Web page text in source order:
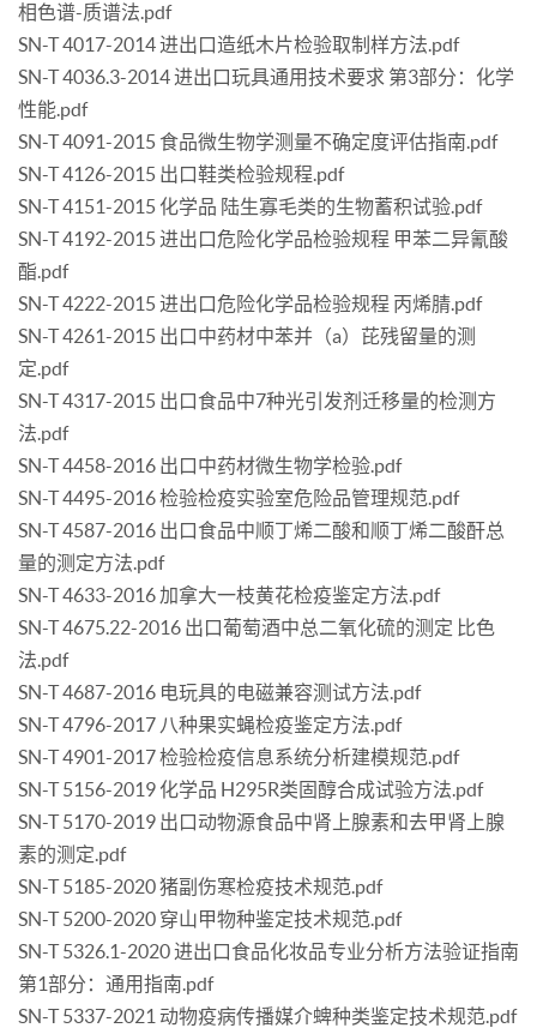
相色谱-质谱法.pdf
SN-T 4017-2014 进出口造纸木片检验取制样方法.pdf
SN-T 4036.3-2014 进出口玩具通用技术要求 第3部分：化学
性能.pdf
SN-T 4091-2015 食品微生物学测量不确定度评估指南.pdf
SN-T 4126-2015 出口鞋类检验规程.pdf
SN-T 4151-2015 化学品 陆生寡毛类的生物蓄积试验.pdf
SN-T 4192-2015 进出口危险化学品检验规程 甲苯二异氰酸
酯.pdf
SN-T 4222-2015 进出口危险化学品检验规程 丙烯腈.pdf
SN-T 4261-2015 出口中药材中苯并（a）芘残留量的测
定.pdf
SN-T 4317-2015 出口食品中7种光引发剂迁移量的检测方
法.pdf
SN-T 4458-2016 出口中药材微生物学检验.pdf
SN-T 4495-2016 检验检疫实验室危险品管理规范.pdf
SN-T 4587-2016 出口食品中顺丁烯二酸和顺丁烯二酸酐总
量的测定方法.pdf
SN-T 4633-2016 加拿大一枝黄花检疫鉴定方法.pdf
SN-T 4675.22-2016 出口葡萄酒中总二氧化硫的测定 比色
法.pdf
SN-T 4687-2016 电玩具的电磁兼容测试方法.pdf
SN-T 4796-2017 八种果实蝇检疫鉴定方法.pdf
SN-T 4901-2017 检验检疫信息系统分析建模规范.pdf
SN-T 5156-2019 化学品 H295R类固醇合成试验方法.pdf
SN-T 5170-2019 出口动物源食品中肾上腺素和去甲肾上腺
素的测定.pdf
SN-T 5185-2020 猪副伤寒检疫技术规范.pdf
SN-T 5200-2020 穿山甲物种鉴定技术规范.pdf
SN-T 5326.1-2020 进出口食品化妆品专业分析方法验证指南
第1部分：通用指南.pdf
SN-T 5337-2021 动物疫病传播媒介蜱种类鉴定技术规范.pdf